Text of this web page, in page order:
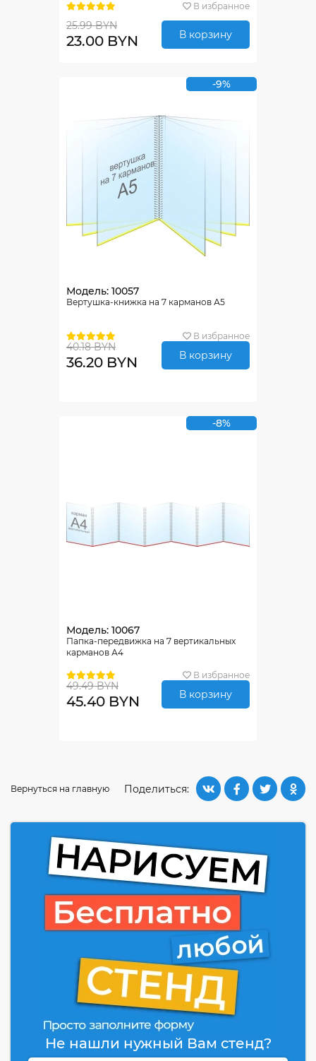
В избранное
25.99 BYN
23.00 BYN В корзину
-9%
Модель: 10057
Вертушка-книжка на 7 карманов А5
В избранное
40.18 BYN
36.20 BYN В корзину
-8%
Модель: 10067
Папка-передвижка на 7 вертикальных
карманов А4
В избранное
49.49 BYN
45.40 BYN В корзину
Поделиться:
Вернуться на главную
Не нашли нужный Вам стенд?